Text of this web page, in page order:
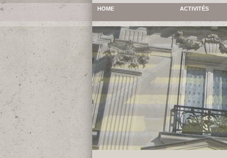
HOME ACTIVITÉS